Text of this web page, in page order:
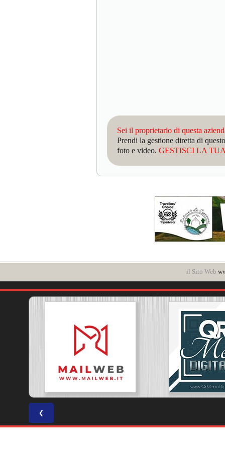
Sei il proprietario di questa
Prendi la gestione diretta di
foto e video. GESTISCI LA
il Sito Web
❮